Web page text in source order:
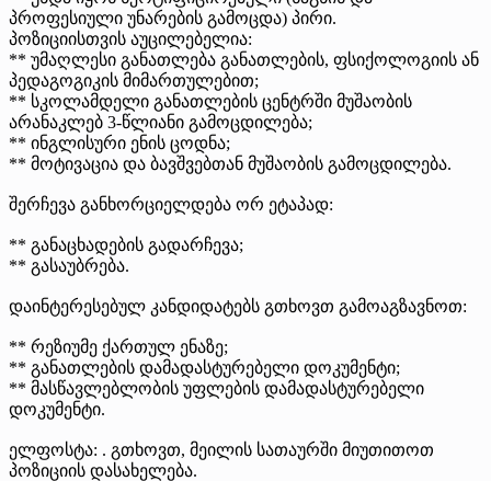
პროფესიული უნარების გამოცდა) პირი.
პოზიციისთვის აუცილებელია:
** უმაღლესი განათლება განათლების, ფსიქოლოგიის ან
პედაგოგიკის მიმართულებით;
** სკოლამდელი განათლების ცენტრში მუშაობის
არანაკლებ 3-წლიანი გამოცდილება;
** ინგლისური ენის ცოდნა;
** მოტივაცია და ბავშვებთან მუშაობის გამოცდილება.
შერჩევა განხორციელდება ორ ეტაპად:
** განაცხადების გადარჩევა;
** გასაუბრება.
დაინტერესებულ კანდიდატებს გთხოვთ გამოაგზავნოთ:
** რეზიუმე ქართულ ენაზე;
** განათლების დამადასტურებელი დოკუმენტი;
** მასწავლებლობის უფლების დამადასტურებელი
დოკუმენტი.
ელფოსტა: . გთხოვთ, მეილის სათაურში მიუთითოთ
პოზიციის დასახელება.